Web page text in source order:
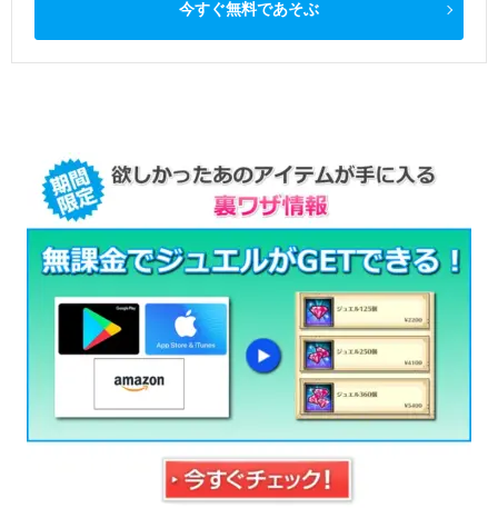
今すぐ無料であそぶ